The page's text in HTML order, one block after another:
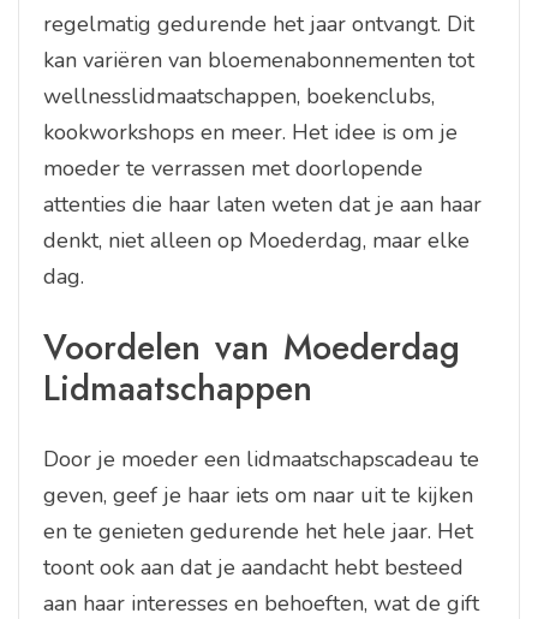
regelmatig gedurende het jaar ontvangt. Dit
kan variëren van bloemenabonnementen tot
wellnesslidmaatschappen, boekenclubs,
kookworkshops en meer. Het idee is om je
moeder te verrassen met doorlopende
attenties die haar laten weten dat je aan haar
denkt, niet alleen op Moederdag, maar elke
dag.
Voordelen van Moederdag
Lidmaatschappen
Door je moeder een lidmaatschapscadeau te
geven, geef je haar iets om naar uit te kijken
en te genieten gedurende het hele jaar. Het
toont ook aan dat je aandacht hebt besteed
aan haar interesses en behoeften, wat de gift